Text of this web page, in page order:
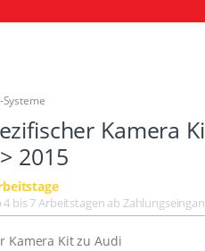
Kamera
2015
bis 7 Arbeitstagen ab
Kamera Kit zu Audi